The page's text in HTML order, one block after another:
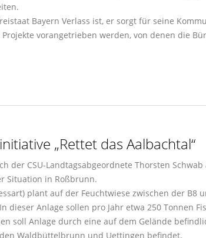
Bayern Verlass ist, er sorgt für seine
vorangetrieben werden, von denen die
„Rettet das Aalbachtal“
der CSU-Landtagsabgeordnete Thorsten
Situation in Roßbrunn.
plant auf der Feuchtwiese zwischen der B8
dieser Anlage sollen pro Jahr etwa 250 Tonnen
soll Anlage durch eine auf dem Gelände
Waldbüttelbrunn und Uettingen befindet.